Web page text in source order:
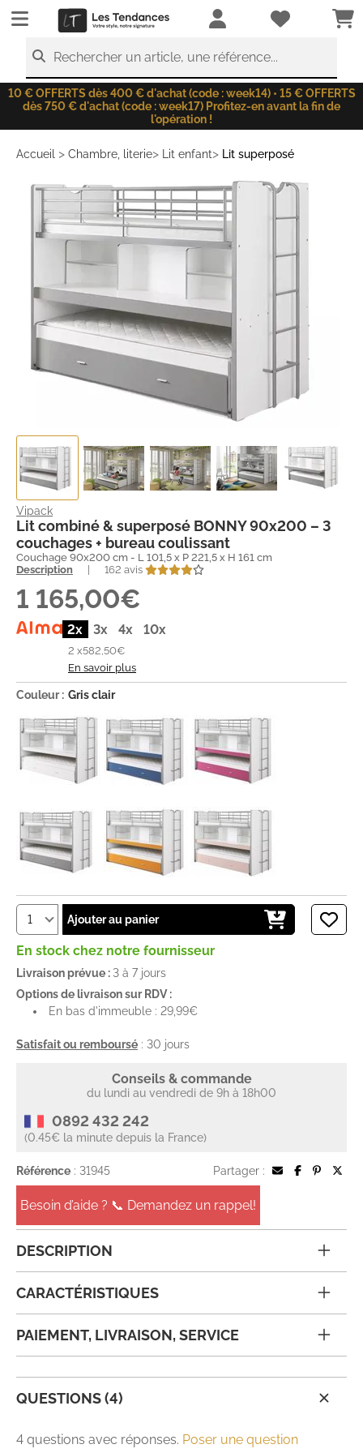
LesTendances.fr
Rechercher un article, une référence...
10 € OFFERTS dès 400 € d'achat (code : week14) • 15 € OFFERTS
dès 750 € d'achat (code : week17) Profitez-en avant la fin de
l'opération !
Accueil > Chambre, literie> Lit enfant> Lit superposé
Vipack
Lit combiné & superposé BONNY 90x200 – 3
couchages + bureau coulissant
Couchage 90x200 cm - L 101,5 x P 221,5 x H 161 cm
Description
162 avis
1 165,00€
2x 3x 4x 10x
2 x582,50€
En savoir plus
Couleur : Gris clair
Ajouter au panier
En stock chez notre fournisseur
Livraison prévue : 3 à 7 jours
Options de livraison sur RDV :
En bas d'immeuble : 29,99€
Satisfait ou remboursé : 30 jours
Conseils & commande
du lundi au vendredi de 9h à 18h00
0892 432 242
(0.45€ la minute depuis la France)
Référence : 31945 Partager :
Besoin d’aide ? 📞 Demandez un rappel!
DESCRIPTION
CARACTÉRISTIQUES
PAIEMENT, LIVRAISON, SERVICE
QUESTIONS (4)
4 questions avec réponses. Poser une question